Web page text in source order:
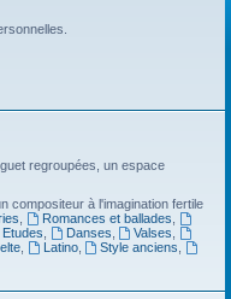
regroupées, un espace
compositeur à l'imagination fertile
Romances et ballades
Etudes Danses Valses
, Latino, Style anciens